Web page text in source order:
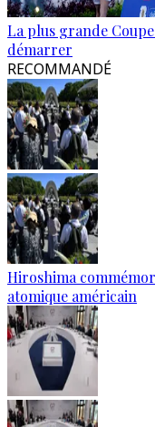
La plus grande
démarrer
RECOMMANDÉ
Hiroshima
atomique américain